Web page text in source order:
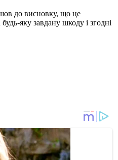
до висновку, що це
яку завдану шкоду і згодні